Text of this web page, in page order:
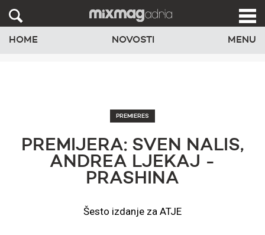
HOME NOVOSTI MENU
PREMIERES
PREMIJERA: SVEN NALIS,
ANDREA LJEKAJ -
PRASHINA
Šesto izdanje za ATJE